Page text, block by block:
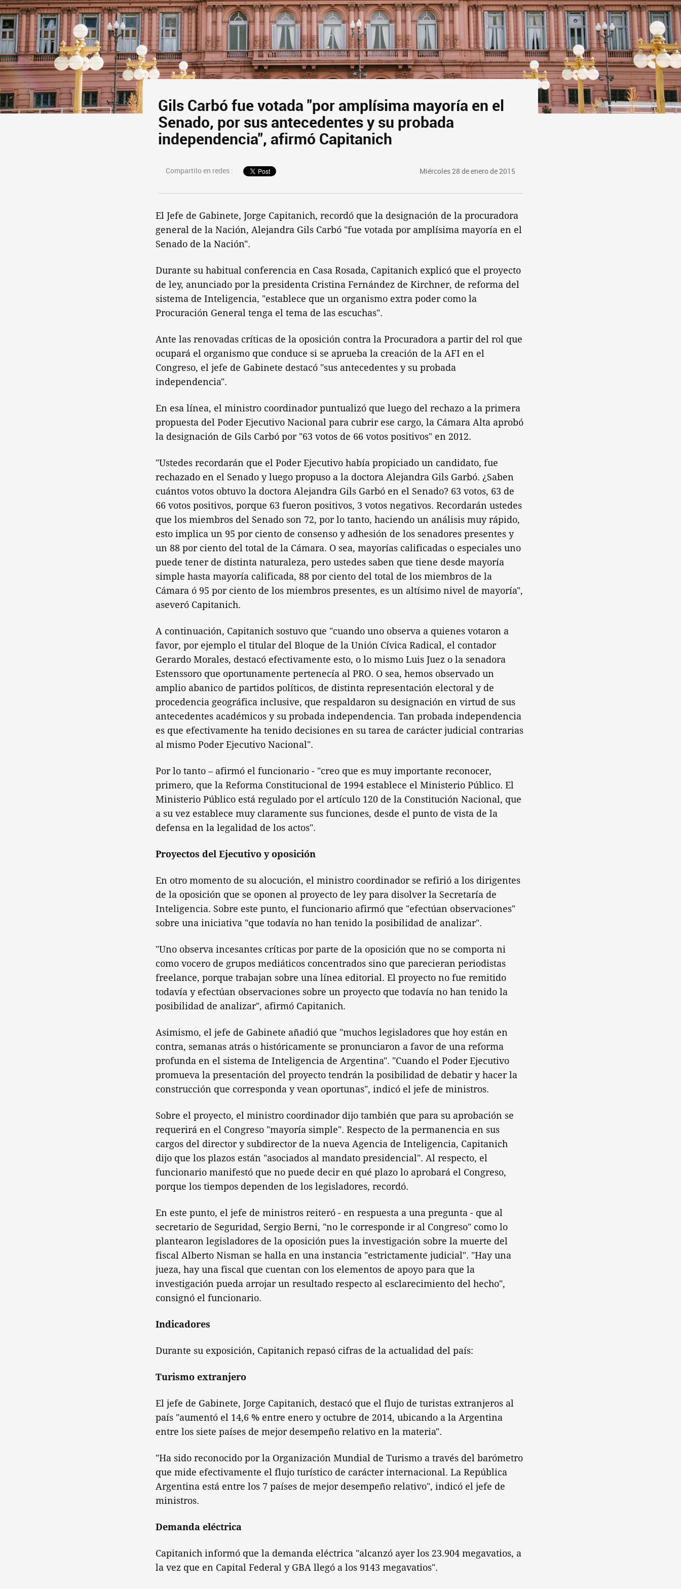
Gils Carbó fue votada "por amplísima mayoría en el
Senado, por sus antecedentes y su probada
independencia", afirmó Capitanich
Compartilo en redes : Miércoles 28 de enero de 2015
El Jefe de Gabinete, Jorge Capitanich, recordó que la designación de la procuradora
general de la Nación, Alejandra Gils Carbó "fue votada por amplísima mayoría en el
Senado de la Nación".
Durante su habitual conferencia en Casa Rosada, Capitanich explicó que el proyecto
de ley, anunciado por la presidenta Cristina Fernández de Kirchner, de reforma del
sistema de Inteligencia, "establece que un organismo extra poder como la
Procuración General tenga el tema de las escuchas".
Ante las renovadas críticas de la oposición contra la Procuradora a partir del rol que
ocupará el organismo que conduce si se aprueba la creación de la AFI en el
Congreso, el jefe de Gabinete destacó "sus antecedentes y su probada
independencia".
En esa línea, el ministro coordinador puntualizó que luego del rechazo a la primera
propuesta del Poder Ejecutivo Nacional para cubrir ese cargo, la Cámara Alta aprobó
la designación de Gils Carbó por "63 votos de 66 votos positivos" en 2012.
"Ustedes recordarán que el Poder Ejecutivo había propiciado un candidato, fue
rechazado en el Senado y luego propuso a la doctora Alejandra Gils Garbó. ¿Saben
cuántos votos obtuvo la doctora Alejandra Gils Garbó en el Senado? 63 votos, 63 de
66 votos positivos, porque 63 fueron positivos, 3 votos negativos. Recordarán ustedes
que los miembros del Senado son 72, por lo tanto, haciendo un análisis muy rápido,
esto implica un 95 por ciento de consenso y adhesión de los senadores presentes y
un 88 por ciento del total de la Cámara. O sea, mayorías calificadas o especiales uno
puede tener de distinta naturaleza, pero ustedes saben que tiene desde mayoría
simple hasta mayoría calificada, 88 por ciento del total de los miembros de la
Cámara ó 95 por ciento de los miembros presentes, es un altísimo nivel de mayoría",
aseveró Capitanich.
A continuación, Capitanich sostuvo que "cuando uno observa a quienes votaron a
favor, por ejemplo el titular del Bloque de la Unión Cívica Radical, el contador
Gerardo Morales, destacó efectivamente esto, o lo mismo Luis Juez o la senadora
Estenssoro que oportunamente pertenecía al PRO. O sea, hemos observado un
amplio abanico de partidos políticos, de distinta representación electoral y de
procedencia geográfica inclusive, que respaldaron su designación en virtud de sus
antecedentes académicos y su probada independencia. Tan probada independencia
es que efectivamente ha tenido decisiones en su tarea de carácter judicial contrarias
al mismo Poder Ejecutivo Nacional".
Por lo tanto – afirmó el funcionario - "creo que es muy importante reconocer,
primero, que la Reforma Constitucional de 1994 establece el Ministerio Público. El
Ministerio Público está regulado por el artículo 120 de la Constitución Nacional, que
a su vez establece muy claramente sus funciones, desde el punto de vista de la
defensa en la legalidad de los actos".
Proyectos del Ejecutivo y oposición
En otro momento de su alocución, el ministro coordinador se refirió a los dirigentes
de la oposición que se oponen al proyecto de ley para disolver la Secretaría de
Inteligencia. Sobre este punto, el funcionario afirmó que "efectúan observaciones"
sobre una iniciativa "que todavía no han tenido la posibilidad de analizar".
"Uno observa incesantes críticas por parte de la oposición que no se comporta ni
como vocero de grupos mediáticos concentrados sino que parecieran periodistas
freelance, porque trabajan sobre una línea editorial. El proyecto no fue remitido
todavía y efectúan observaciones sobre un proyecto que todavía no han tenido la
posibilidad de analizar", afirmó Capitanich.
Asimismo, el jefe de Gabinete añadió que "muchos legisladores que hoy están en
contra, semanas atrás o históricamente se pronunciaron a favor de una reforma
profunda en el sistema de Inteligencia de Argentina". "Cuando el Poder Ejecutivo
promueva la presentación del proyecto tendrán la posibilidad de debatir y hacer la
construcción que corresponda y vean oportunas", indicó el jefe de ministros.
Sobre el proyecto, el ministro coordinador dijo también que para su aprobación se
requerirá en el Congreso "mayoría simple". Respecto de la permanencia en sus
cargos del director y subdirector de la nueva Agencia de Inteligencia, Capitanich
dijo que los plazos están "asociados al mandato presidencial". Al respecto, el
funcionario manifestó que no puede decir en qué plazo lo aprobará el Congreso,
porque los tiempos dependen de los legisladores, recordó.
En este punto, el jefe de ministros reiteró - en respuesta a una pregunta - que al
secretario de Seguridad, Sergio Berni, "no le corresponde ir al Congreso" como lo
plantearon legisladores de la oposición pues la investigación sobre la muerte del
fiscal Alberto Nisman se halla en una instancia "estrictamente judicial". "Hay una
jueza, hay una fiscal que cuentan con los elementos de apoyo para que la
investigación pueda arrojar un resultado respecto al esclarecimiento del hecho",
consignó el funcionario.
Indicadores
Durante su exposición, Capitanich repasó cifras de la actualidad del país:
Turismo extranjero
El jefe de Gabinete, Jorge Capitanich, destacó que el flujo de turistas extranjeros al
país "aumentó el 14,6 % entre enero y octubre de 2014, ubicando a la Argentina
entre los siete países de mejor desempeño relativo en la materia".
"Ha sido reconocido por la Organización Mundial de Turismo a través del barómetro
que mide efectivamente el flujo turístico de carácter internacional. La República
Argentina está entre los 7 países de mejor desempeño relativo", indicó el jefe de
ministros.
Demanda eléctrica
Capitanich informó que la demanda eléctrica "alcanzó ayer los 23.904 megavatios, a
la vez que en Capital Federal y GBA llegó a los 9143 megavatios".